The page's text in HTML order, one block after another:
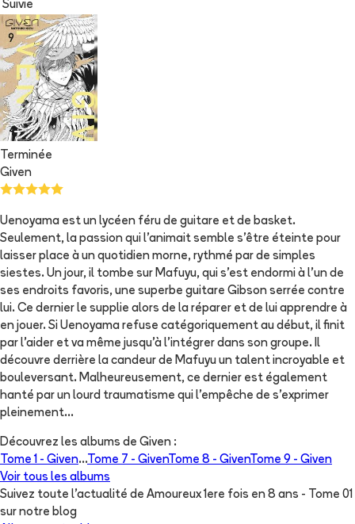
Suivie
Terminée
Given
Uenoyama est un lycéen féru de guitare et de basket.
Seulement, la passion qui l'animait semble s'être éteinte pour
laisser place à un quotidien morne, rythmé par de simples
siestes. Un jour, il tombe sur Mafuyu, qui s'est endormi à l'un de
ses endroits favoris, une superbe guitare Gibson serrée contre
lui. Ce dernier le supplie alors de la réparer et de lui apprendre à
en jouer. Si Uenoyama refuse catégoriquement au début, il finit
par l'aider et va même jusqu'à l'intégrer dans son groupe. Il
découvre derrière la candeur de Mafuyu un talent incroyable et
bouleversant. Malheureusement, ce dernier est également
hanté par un lourd traumatisme qui l'empêche de s'exprimer
pleinement...
Découvrez les albums de Given :
Tome 1 - Given...Tome 7 - GivenTome 8 - GivenTome 9 - Given
Voir tous les albums
Suivez toute l'actualité de Amoureux 1ere fois en 8 ans - Tome 01
sur notre blog